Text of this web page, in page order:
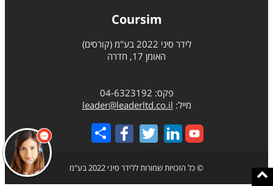
Coursim
לידר סיני 2022 בע"מ (קורסים)
האומן 17, חדרה
פקס: 04-6323192
מייל: leader@leaderltd.co.il
Share
© כל הזכויות שמורות ללידר סיני 2022 בע"מ